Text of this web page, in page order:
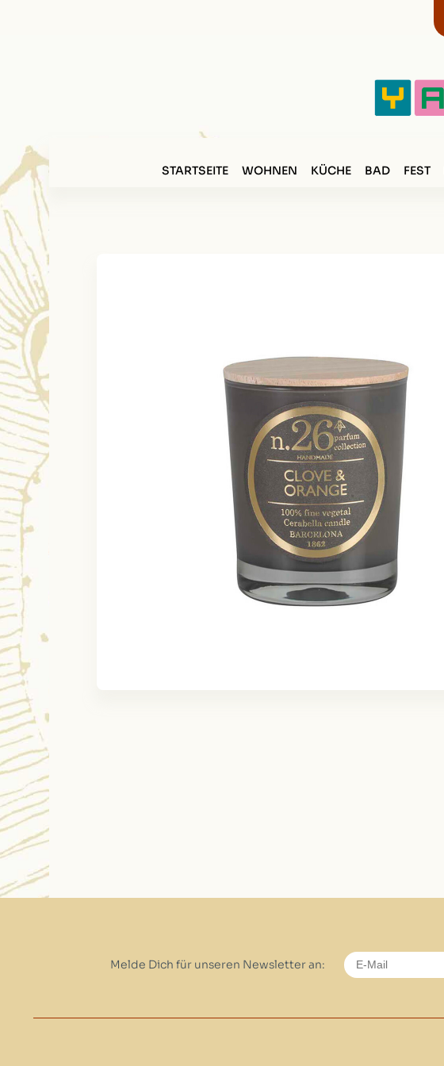
STARTSEITE WOHNEN KÜCHE BAD FEST
Melde Dich für unseren Newsletter an: